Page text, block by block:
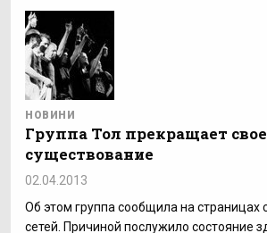
НОВИНИ
Группа Тол прекращает свое
существование
02.04.2013
Об этом группа сообщила на страницах
сетей. Причиной послужило состояние